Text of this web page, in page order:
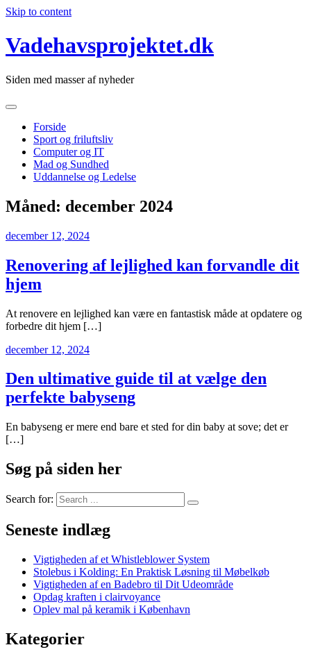
Skip to content
Vadehavsprojektet.dk
Siden med masser af nyheder
Forside
Sport og friluftsliv
Computer og IT
Mad og Sundhed
Uddannelse og Ledelse
Måned: december 2024
december 12, 2024
Renovering af lejlighed kan forvandle dit
hjem
At renovere en lejlighed kan være en fantastisk måde at opdatere og
forbedre dit hjem […]
december 12, 2024
Den ultimative guide til at vælge den
perfekte babyseng
En babyseng er mere end bare et sted for din baby at sove; det er
[…]
Søg på siden her
Search for:
Seneste indlæg
Vigtigheden af et Whistleblower System
Stolebus i Kolding: En Praktisk Løsning til Møbelkøb
Vigtigheden af en Badebro til Dit Udeområde
Opdag kraften i clairvoyance
Oplev mal på keramik i København
Kategorier